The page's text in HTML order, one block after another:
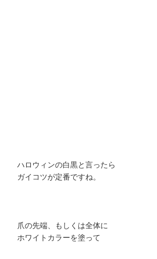
ハロウィンの白黒と言ったら
ガイコツが定番ですね。
爪の先端、もしくは全体に
ホワイトカラーを塗って